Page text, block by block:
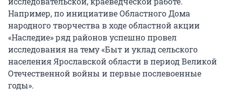
Например, по инициативе Областного Дома
народного творчества в ходе областной акции
«Наследие» ряд районов успешно провел
исследования на тему «Быт и уклад сельского
населения Ярославской области в период Великой
Отечественной войны и первые послевоенные
годы».